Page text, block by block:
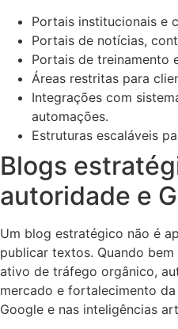
Portais institucionais e
Portais de notícias,
Portais de treinamento
Áreas restritas para
Integrações com
automações.
Estruturas escaláveis
Blogs
autoridade e
Um blog estratégico não é
publicar textos. Quando
ativo de tráfego orgânico,
mercado e fortalecimento
Google e nas inteligências